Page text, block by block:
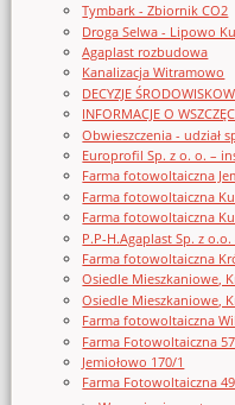
Tymbark - Zbiornik CO2
Droga Selwa - Lipowo
Agaplast rozbudowa
Kanalizacja Witramowo
DECYZJE
INFORMACJE O
Obwieszczenia - udział
Europrofil Sp. z o. o. –
Farma fotowoltaiczna
Farma fotowoltaiczna
Farma fotowoltaiczna
P.P-H.Agaplast Sp. z
Farma fotowoltaiczna
Osiedle Mieszkaniowe,
Osiedle Mieszkaniowe,
Farma fotowoltaiczna
Farma Fotowoltaiczna
Jemiołowo 170/1
Farma Fotowoltaiczna